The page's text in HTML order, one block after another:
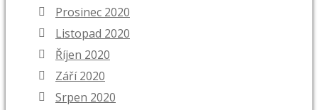
Prosinec 2020
Listopad 2020
Říjen 2020
Září 2020
Srpen 2020